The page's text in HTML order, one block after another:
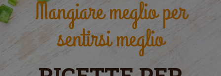
Mangiare meglio per
sentirsi meglio